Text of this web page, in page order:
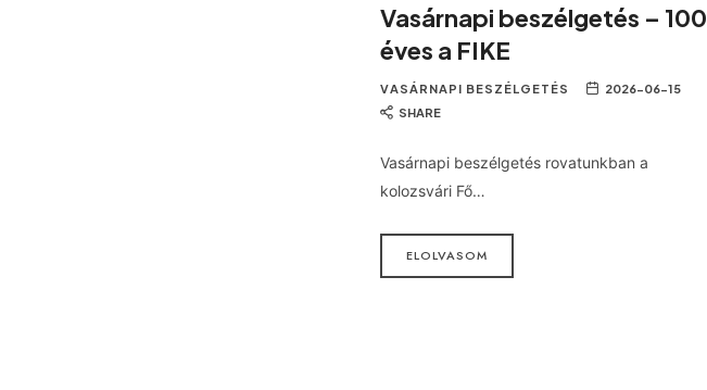
Vasárnapi beszélgetés – 100
éves a FIKE
VASÁRNAPI BESZÉLGETÉS
2026-06-15
SHARE
Vasárnapi beszélgetés rovatunkban a
kolozsvári Fő…
ELOLVASOM